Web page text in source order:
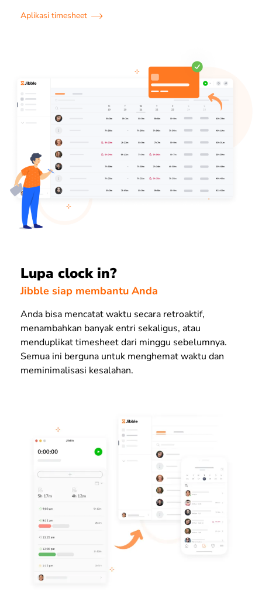
Aplikasi timesheet
Lupa clock in?
Jibble siap membantu Anda
Anda bisa mencatat waktu secara retroaktif,
menambahkan banyak entri sekaligus, atau
menduplikat timesheet dari minggu sebelumnya.
Semua ini berguna untuk menghemat waktu dan
meminimalisasi kesalahan.